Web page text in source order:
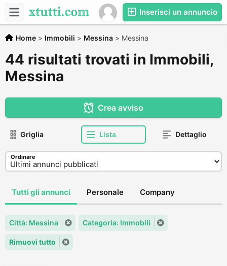
Inserisci un annuncio
Home > Immobili > Messina > Messina
44 risultati trovati in Immobili,
Messina
Crea avviso
Griglia Lista Dettaglio
Ordinare
Tutti gli annunci Personale Company
Città: Messina Categoria: Immobili
Rimuovi tutto